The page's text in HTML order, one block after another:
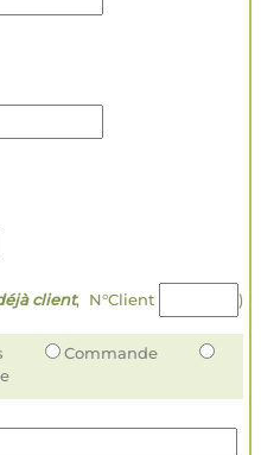
client, N°Client )
Commande